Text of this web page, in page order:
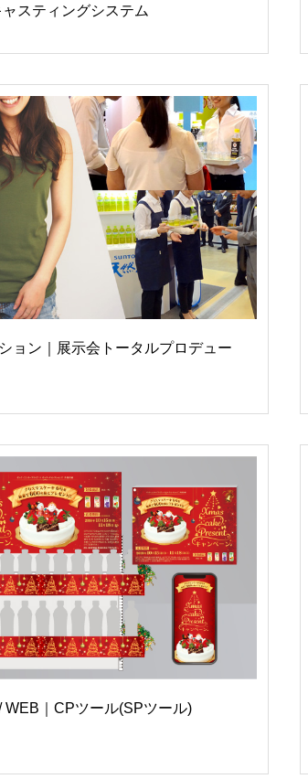
スティングシステム
ョン｜展示会トータルプロデュー
WEB｜CPツール(SPツール)